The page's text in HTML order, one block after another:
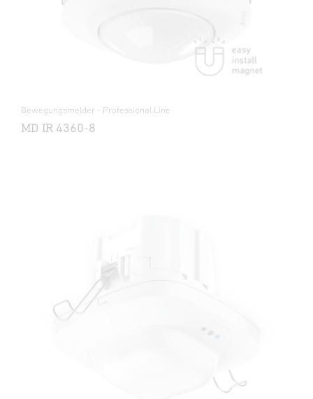
Bewegungsmelder - Professional Line
MD IR 4360-8